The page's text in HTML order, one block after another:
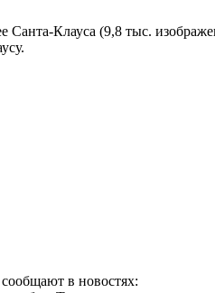
Клауса (9,8 тыс.
в новостях: